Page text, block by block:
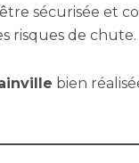
sécurisée et
risques de chute.
bien